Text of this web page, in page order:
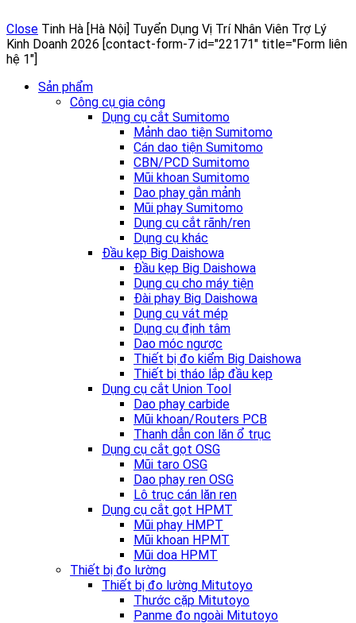
Close Tinh Hà [Hà Nội] Tuyển Dụng Vị Trí Nhân Viên Trợ Lý
Kinh Doanh 2026 [contact-form-7 id="22171" title="Form liên
hệ 1"]
Sản phẩm
Công cụ gia công
Dụng cụ cắt Sumitomo
Mảnh dao tiện Sumitomo
Cán dao tiện Sumitomo
CBN/PCD Sumitomo
Mũi khoan Sumitomo
Dao phay gắn mảnh
Mũi phay Sumitomo
Dụng cụ cắt rãnh/ren
Dụng cụ khác
Đầu kẹp Big Daishowa
Đầu kẹp Big Daishowa
Dụng cụ cho máy tiện
Đài phay Big Daishowa
Dụng cụ vát mép
Dụng cụ định tâm
Dao móc ngược
Thiết bị đo kiểm Big Daishowa
Thiết bị tháo lắp đầu kẹp
Dụng cụ cắt Union Tool
Dao phay carbide
Mũi khoan/Routers PCB
Thanh dẫn con lăn ổ trục
Dụng cụ cắt gọt OSG
Mũi taro OSG
Dao phay ren OSG
Lô trục cán lăn ren
Dụng cụ cắt gọt HPMT
Mũi phay HMPT
Mũi khoan HPMT
Mũi doa HPMT
Thiết bị đo lường
Thiết bị đo lường Mitutoyo
Thước cặp Mitutoyo
Panme đo ngoài Mitutoyo